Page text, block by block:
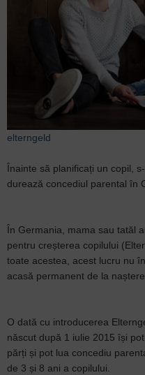
elterngeld
Înainte să planificați un copil,
durează concediul parental în
În Germania, mama sau tatăl
pentru creșterea copilului
toate acestea, acest lucru nu
acasă permanent de la
O dată cu introducerea
născut după 1 iulie 2015 își
părți și pot lua concediu
de 3 și 8 ani a copilului.